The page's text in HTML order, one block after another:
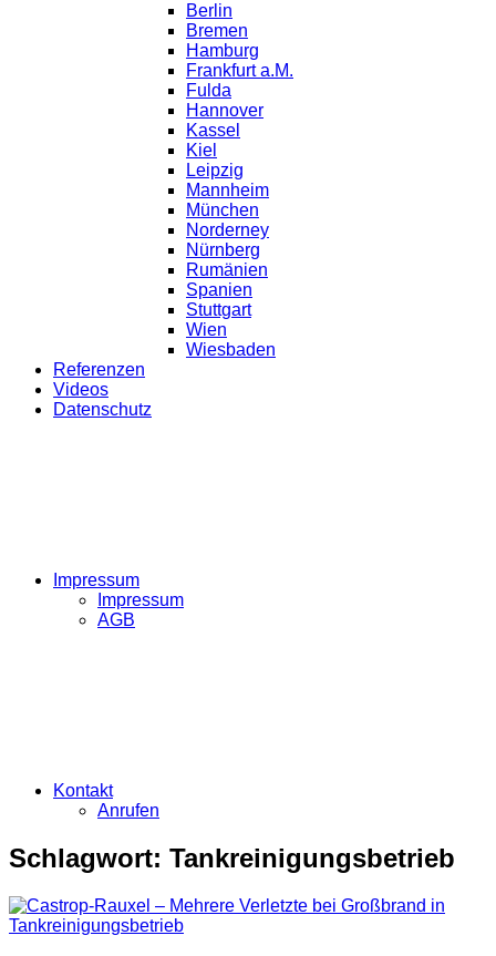
Berlin
Bremen
Hamburg
Frankfurt a.M.
Fulda
Hannover
Kassel
Kiel
Leipzig
Mannheim
München
Norderney
Nürnberg
Rumänien
Spanien
Stuttgart
Wien
Wiesbaden
Referenzen
Videos
Datenschutz
Impressum
Impressum
AGB
Kontakt
Anrufen
Schlagwort: Tankreinigungsbetrieb